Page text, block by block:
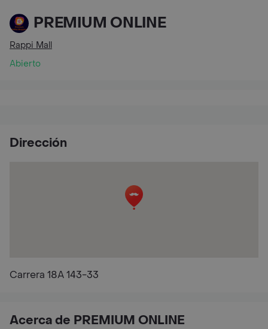
PREMIUM ONLINE
Rappi Mall
Abierto
Dirección
Carrera 18A 143-33
Acerca de PREMIUM ONLINE